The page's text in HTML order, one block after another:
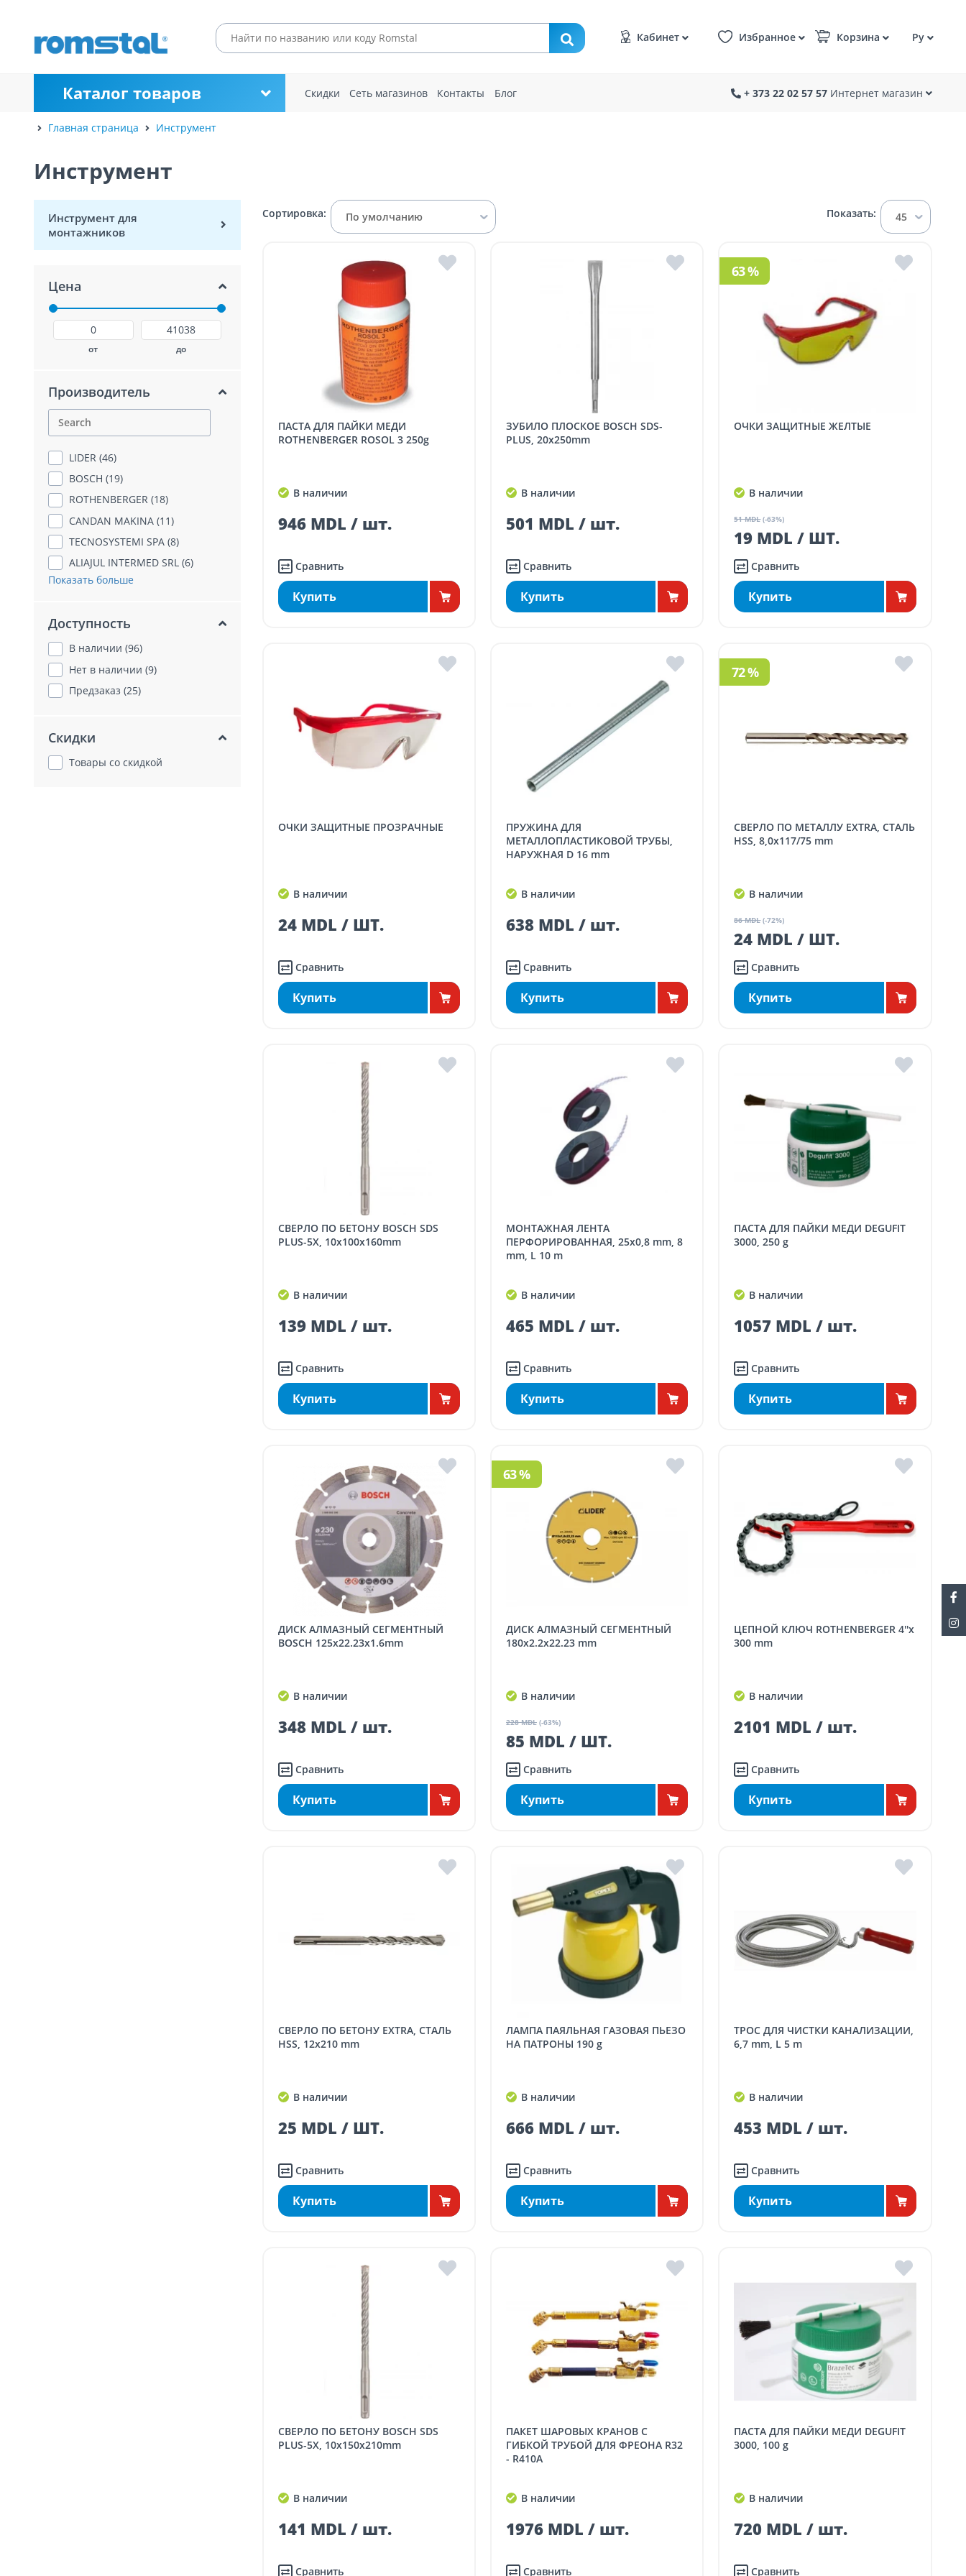
Кабинет Избранное Корзина Ру
Каталог товаров Скидки Сеть магазинов Контакты Блог + 373 22 02 57 57 Интернет магазин
Главная страница Инструмент
Инструмент
Инструмент для
монтажников
Цена
от до
Производитель
LIDER (46)
BOSCH (19)
ROTHENBERGER (18)
CANDAN MAKINA (11)
TECNOSYSTEMI SPA (8)
ALIAJUL INTERMED SRL (6)
Показать больше
Доступность
В наличии (96)
Нет в наличии (9)
Предзаказ (25)
Скидки
Товары со скидкой
Сортировка: По умолчанию Показать: 45
ПАСТА ДЛЯ ПАЙКИ МЕДИ
ROTHENBERGER ROSOL 3 250g
В наличии
946 MDL / шт.
Сравнить
Купить
ЗУБИЛО ПЛОСКОЕ BOSCH SDS-
PLUS, 20x250mm
В наличии
501 MDL / шт.
Сравнить
Купить
ОЧКИ ЗАЩИТНЫЕ ЖЕЛТЫЕ
В наличии
51 MDL(-63%)
19 MDL / ШТ.
63 %
Сравнить
Купить
ОЧКИ ЗАЩИТНЫЕ ПРОЗРАЧНЫЕ
В наличии
24 MDL / ШТ.
Сравнить
Купить
ПРУЖИНА ДЛЯ
МЕТАЛЛОПЛАСТИКОВОЙ ТРУБЫ,
НАРУЖНАЯ D 16 mm
В наличии
638 MDL / шт.
Сравнить
Купить
СВЕРЛО ПО МЕТАЛЛУ EXTRA, СТАЛЬ
HSS, 8,0x117/75 mm
В наличии
86 MDL(-72%)
24 MDL / ШТ.
72 %
Сравнить
Купить
СВЕРЛО ПО БЕТОНУ BOSCH SDS
PLUS-5X, 10x100x160mm
В наличии
139 MDL / шт.
Сравнить
Купить
МОНТАЖНАЯ ЛЕНТА
ПЕРФОРИРОВАННАЯ, 25x0,8 mm, 8
mm, L 10 m
В наличии
465 MDL / шт.
Сравнить
Купить
ПАСТА ДЛЯ ПАЙКИ МЕДИ DEGUFIT
3000, 250 g
В наличии
1057 MDL / шт.
Сравнить
Купить
ДИСК АЛМАЗНЫЙ СЕГМЕНТНЫЙ
BOSCH 125x22.23x1.6mm
В наличии
348 MDL / шт.
Сравнить
Купить
ДИСК АЛМАЗНЫЙ СЕГМЕНТНЫЙ
180x2.2x22.23 mm
В наличии
228 MDL(-63%)
85 MDL / ШТ.
63 %
Сравнить
Купить
ЦЕПНОЙ КЛЮЧ ROTHENBERGER 4''х
300 mm
В наличии
2101 MDL / шт.
Сравнить
Купить
СВЕРЛО ПО БЕТОНУ EXTRA, СТАЛЬ
HSS, 12x210 mm
В наличии
25 MDL / ШТ.
Сравнить
Купить
ЛАМПА ПАЯЛЬНАЯ ГАЗОВАЯ ПЬЕЗО
НА ПАТРОНЫ 190 g
В наличии
666 MDL / шт.
Сравнить
Купить
ТРОС ДЛЯ ЧИСТКИ КАНАЛИЗАЦИИ,
6,7 mm, L 5 m
В наличии
453 MDL / шт.
Сравнить
Купить
СВЕРЛО ПО БЕТОНУ BOSCH SDS
PLUS-5X, 10x150x210mm
В наличии
141 MDL / шт.
Сравнить
ПАКЕТ ШАРОВЫХ КРАНОВ С
ГИБКОЙ ТРУБОЙ ДЛЯ ФРЕОНА R32
- R410A
В наличии
1976 MDL / шт.
Сравнить
ПАСТА ДЛЯ ПАЙКИ МЕДИ DEGUFIT
3000, 100 g
В наличии
720 MDL / шт.
Сравнить